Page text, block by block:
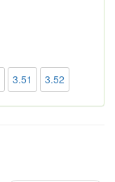
3.51 3.52